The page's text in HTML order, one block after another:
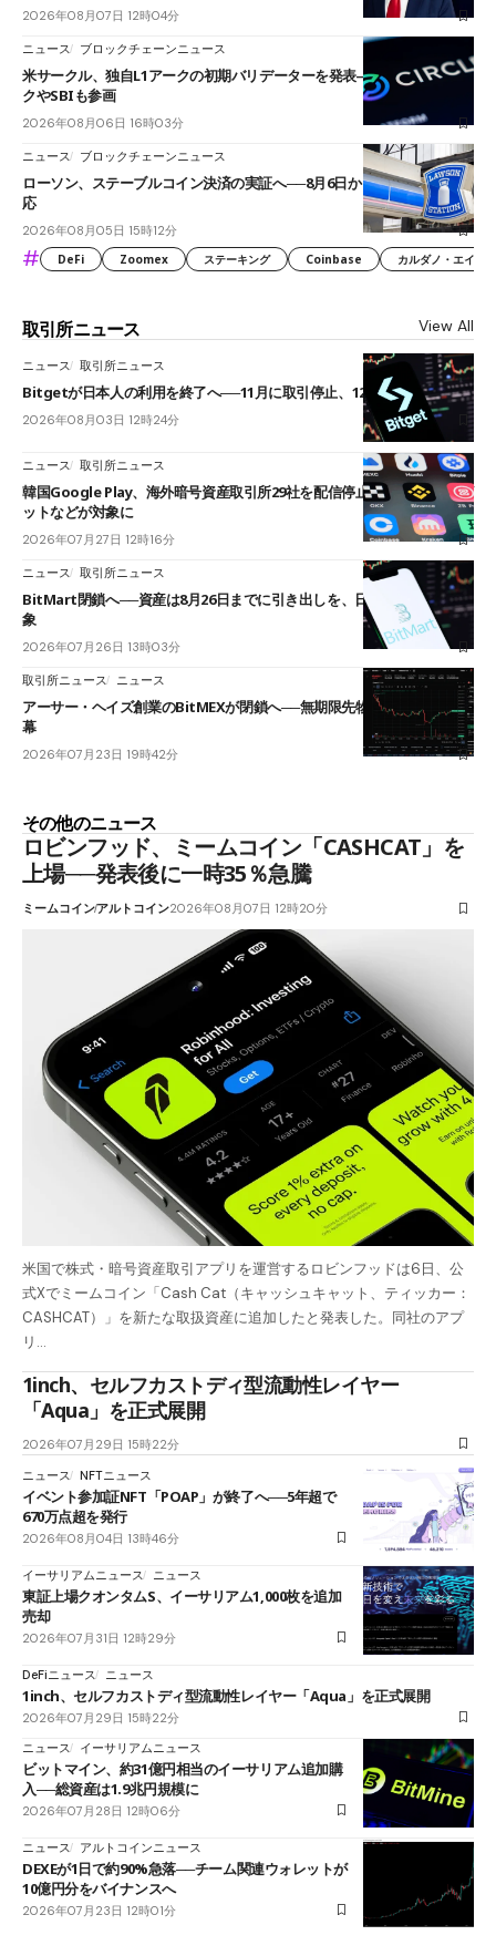
2026年08月07日 12時04分
ニュース ブロックチェーンニュース
米サークル、独自L1アークの初期バリデーターを発表――ブラックロッ
クやSBIも参画
2026年08月06日 16時03分
ニュース ブロックチェーンニュース
ローソン、ステーブルコイン決済の実証へ──8月6日からJPYCやUSDC対
応
2026年08月05日 15時12分
# DeFi Zoomex ステーキング Coinbase カルダノ・エイ
取引所ニュース View All
ニュース 取引所ニュース
Bitgetが日本人の利用を終了へ──11月に取引停止、12月末に強制決済
2026年08月03日 12時24分
ニュース 取引所ニュース
韓国Google Play、海外暗号資産取引所29社を配信停止──OKXやバイビ
ットなどが対象に
2026年07月27日 12時16分
ニュース 取引所ニュース
BitMart閉鎖へ──資産は8月26日までに引き出しを、日本人利用者も対
象
2026年07月26日 13時03分
取引所ニュース ニュース
アーサー・ヘイズ創業のBitMEXが閉鎖へ──無期限先物を生んだ11年に
幕
2026年07月23日 19時42分
その他のニュース
ロビンフッド、ミームコイン「CASHCAT」を
上場──発表後に一時35％急騰
ミームコインアルトコイン2026年08月07日 12時20分
米国で株式・暗号資産取引アプリを運営するロビンフッドは6日、公
式Xでミームコイン「Cash Cat（キャッシュキャット、ティッカー：
CASHCAT）」を新たな取扱資産に追加したと発表した。同社のアプ
リ…
1inch、セルフカストディ型流動性レイヤー
「Aqua」を正式展開
2026年07月29日 15時22分
ニュース NFTニュース
イベント参加証NFT「POAP」が終了へ──5年超で
670万点超を発行
2026年08月04日 13時46分
イーサリアムニュース ニュース
東証上場クオンタムS、イーサリアム1,000枚を追加
売却
2026年07月31日 12時29分
DeFiニュース ニュース
1inch、セルフカストディ型流動性レイヤー「Aqua」を正式展開
2026年07月29日 15時22分
ニュース
イーサリアムニュース
ビットマイン、約31億円相当のイーサリアム追加購
入──総資産は1.9兆円規模に
2026年07月28日 12時06分
ニュース アルトコインニュース
DEXEが1日で約90%急落──チーム関連ウォレットが
10億円分をバイナンスへ
2026年07月23日 12時01分